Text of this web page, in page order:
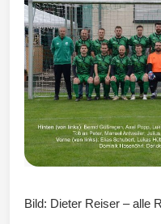
orf
Bild: Dieter Reiser – alle